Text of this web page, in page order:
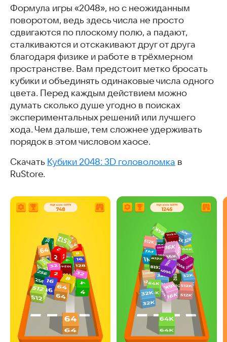
Формула игры «2048», но с неожиданным
поворотом, ведь здесь числа не просто
сдвигаются по плоскому полю, а падают,
сталкиваются и отскакивают друг от друга
благодаря физике и работе в трёхмерном
пространстве. Вам предстоит метко бросать
кубики и объединять одинаковые числа одного
цвета. Перед каждым действием можно
думать сколько душе угодно в поисках
экспериментальных решений или лучшего
хода. Чем дальше, тем сложнее удерживать
порядок в этом числовом хаосе.
Скачать Кубики 2048: 3D головоломка в
RuStore.